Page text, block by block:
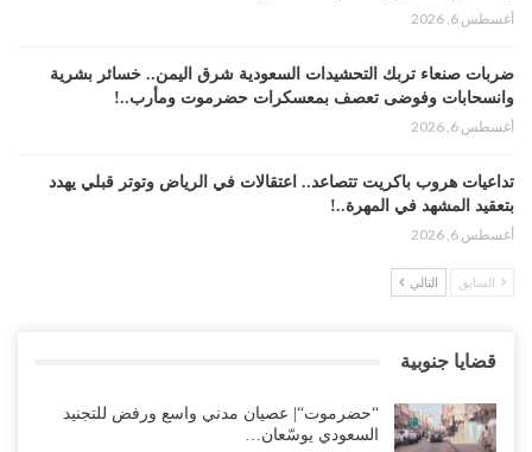
أغسطس 6, 2026
ضربات صنعاء تربك التحشيدات السعودية شرق اليمن.. خسائر بشرية
وانسحابات وفوضى تعصف بمعسكرات حضرموت ومأرب..!
أغسطس 6, 2026
تداعيات هروب باكريت تتصاعد.. اعتقالات في الرياض وتوتر قبلي يهدد
بتعقيد المشهد في المهرة..!
أغسطس 6, 2026
“حضرموت“| في تصعيد غير مسبوق.. انتشار فصيل “مكافحة الإرهاب”
للسعودية بشأن النفط..!
السابق التالي
قضايا جنوبية
“حضرموت“| عصيان مدني واسع ورفض للتجنيد
السعودي يوسّعان…